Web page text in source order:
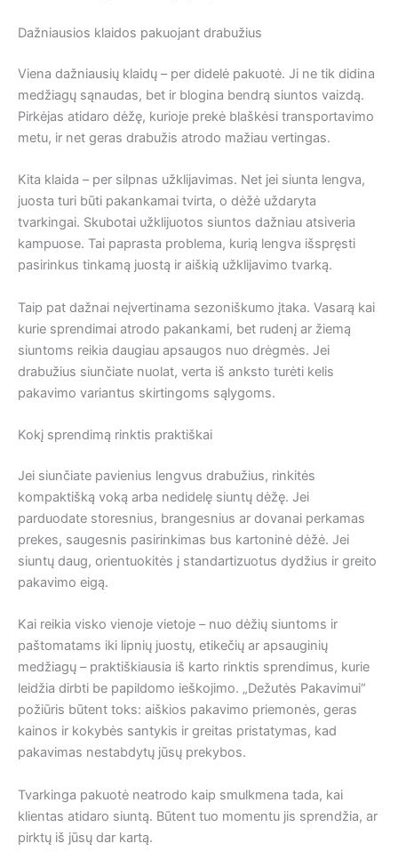
Dažniausios klaidos pakuojant drabužius
Viena dažniausių klaidų – per didelė pakuotė. Ji ne tik didina
medžiagų sąnaudas, bet ir blogina bendrą siuntos vaizdą.
Pirkėjas atidaro dėžę, kurioje prekė blaškėsi transportavimo
metu, ir net geras drabužis atrodo mažiau vertingas.
Kita klaida – per silpnas užklijavimas. Net jei siunta lengva,
juosta turi būti pakankamai tvirta, o dėžė uždaryta
tvarkingai. Skubotai užklijuotos siuntos dažniau atsiveria
kampuose. Tai paprasta problema, kurią lengva išspręsti
pasirinkus tinkamą juostą ir aiškią užklijavimo tvarką.
Taip pat dažnai neįvertinama sezoniškumo įtaka. Vasarą kai
kurie sprendimai atrodo pakankami, bet rudenį ar žiemą
siuntoms reikia daugiau apsaugos nuo drėgmės. Jei
drabužius siunčiate nuolat, verta iš anksto turėti kelis
pakavimo variantus skirtingoms sąlygoms.
Kokį sprendimą rinktis praktiškai
Jei siunčiate pavienius lengvus drabužius, rinkitės
kompaktišką voką arba nedidelę siuntų dėžę. Jei
parduodate storesnius, brangesnius ar dovanai perkamas
prekes, saugesnis pasirinkimas bus kartoninė dėžė. Jei
siuntų daug, orientuokitės į standartizuotus dydžius ir greito
pakavimo eigą.
Kai reikia visko vienoje vietoje – nuo dėžių siuntoms ir
paštomatams iki lipnių juostų, etikečių ar apsauginių
medžiagų – praktiškiausia iš karto rinktis sprendimus, kurie
leidžia dirbti be papildomo ieškojimo. „Dežutės Pakavimui“
požiūris būtent toks: aiškios pakavimo priemonės, geras
kainos ir kokybės santykis ir greitas pristatymas, kad
pakavimas nestabdytų jūsų prekybos.
Tvarkinga pakuotė neatrodo kaip smulkmena tada, kai
klientas atidaro siuntą. Būtent tuo momentu jis sprendžia, ar
pirktų iš jūsų dar kartą.